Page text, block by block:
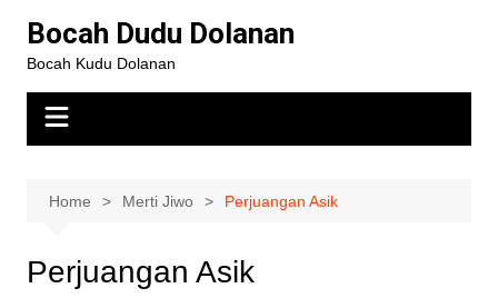
Bocah Dudu Dolanan
Bocah Kudu Dolanan
Home Merti Jiwo Perjuangan Asik
Perjuangan Asik